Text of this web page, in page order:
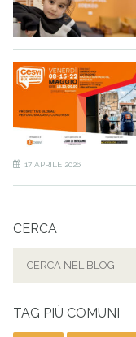
17 APRILE 2026
CERCA
TAG PIÙ COMUNI